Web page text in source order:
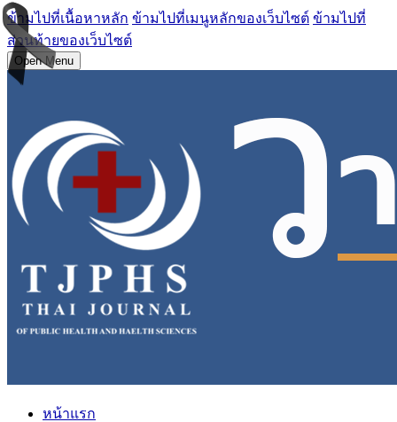
ข้ามไปที่เนื้อหาหลัก ข้ามไปที่เมนูหลักของเว็บไซต์ ข้ามไปที่
ส่วนท้ายของเว็บไซต์
Open Menu
หน้าแรก